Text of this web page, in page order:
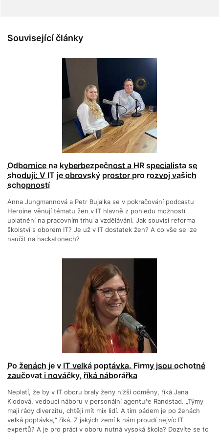
Související články
Odbornice na kyberbezpečnost a HR specialista se
shodují: V IT je obrovský prostor pro rozvoj vašich
schopností
Anna Jungmannová a Petr Bujalka se v pokračování podcastu
Heroine věnují tématu žen v IT hlavně z pohledu možností
uplatnění na pracovním trhu a vzdělávání. Jak souvisí reforma
školství s oborem IT? Je už v IT dostatek žen? A co vše se lze
naučit na hackatonech?
Po ženách je v IT velká poptávka. Firmy jsou ochotné
zaučovat i nováčky, říká náborářka
Neplatí, že by v IT oboru braly ženy nižší odměny, říká Jana
Klodová, vedoucí náboru v personální agentuře Randstad. „Týmy
mají rády diverzitu, chtějí mít mix lidí. A tím pádem je po ženách
velká poptávka,“ říká. Z jakých zemí k nám proudí nejvíc IT
expertů? A je pro práci v oboru nutná vysoká škola? Dozvíte se to